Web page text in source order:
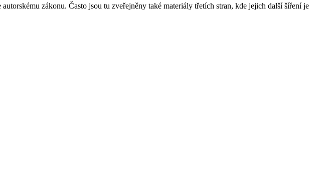
zákonu. Často jsou tu zveřejněny také materiály třetích stran, kde jejich další šíření je